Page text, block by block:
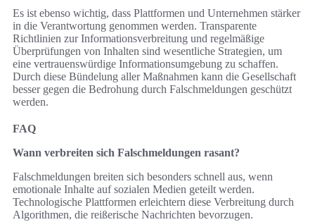
Es ist ebenso wichtig, dass Plattformen und Unternehmen stärker
in die Verantwortung genommen werden. Transparente
Richtlinien zur Informationsverbreitung und regelmäßige
Überprüfungen von Inhalten sind wesentliche Strategien, um
eine vertrauenswürdige Informationsumgebung zu schaffen.
Durch diese Bündelung aller Maßnahmen kann die Gesellschaft
besser gegen die Bedrohung durch Falschmeldungen geschützt
werden.
FAQ
Wann verbreiten sich Falschmeldungen rasant?
Falschmeldungen breiten sich besonders schnell aus, wenn
emotionale Inhalte auf sozialen Medien geteilt werden.
Technologische Plattformen erleichtern diese Verbreitung durch
Algorithmen, die reißerische Nachrichten bevorzugen.